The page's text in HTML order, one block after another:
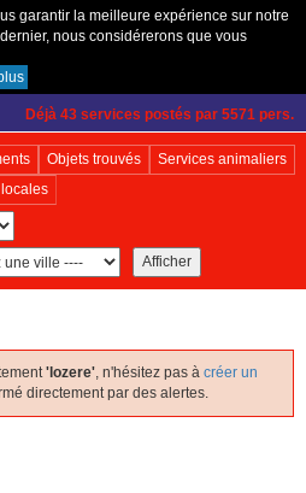
garantir la meilleure expérience sur notre
nous considérerons que vous
un compte
Déjà 43 services postés par 5571 pers.
Objets trouvés
Services animaliers
'lozere', n'hésitez pas à créer un
directement par des alertes.